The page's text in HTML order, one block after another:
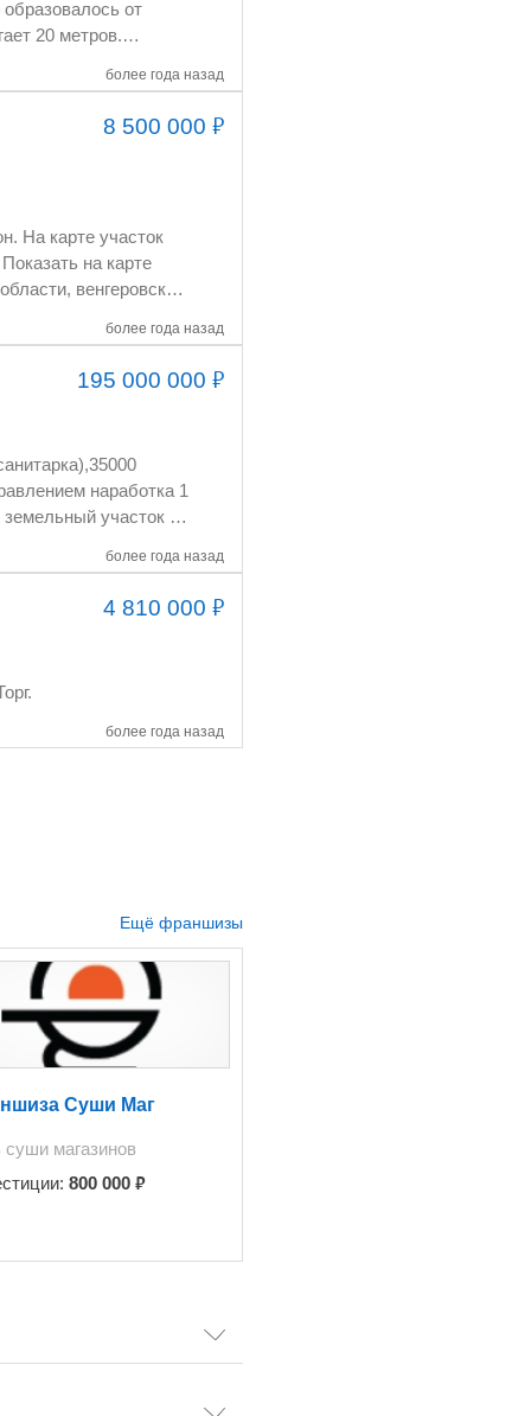
более года назад
3 000 000 рублей.
8 500 000₽
более года назад
195 000 000₽
более года назад
4 810 000₽
более года назад
Новосибирска, 100 м от федеральной трассы. Цена 5 млн. рублей. Торг.
Ещё франшизы
Суши Маг
суши магазинов
800 000₽